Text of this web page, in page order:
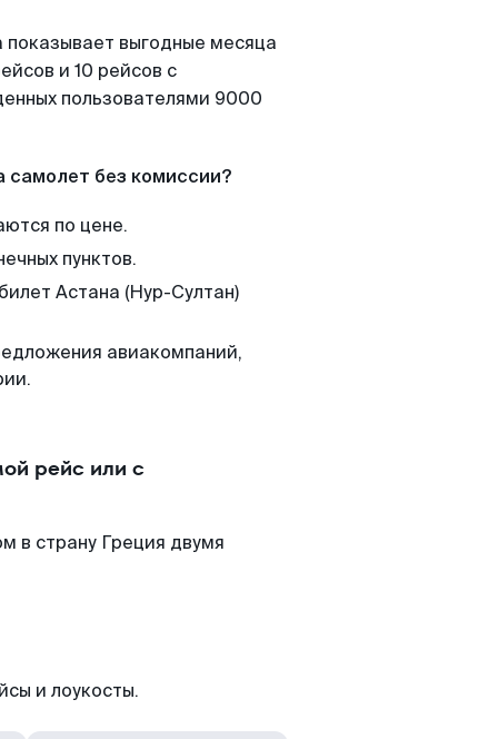
показывает выгодные месяца
и 10 рейсов с
пользователями 9000
самолет без комиссии?
по цене.
пунктов.
Астана (Нур-Султан)
авиакомпаний,
рейс или с
в страну Греция двумя
и лоукосты.